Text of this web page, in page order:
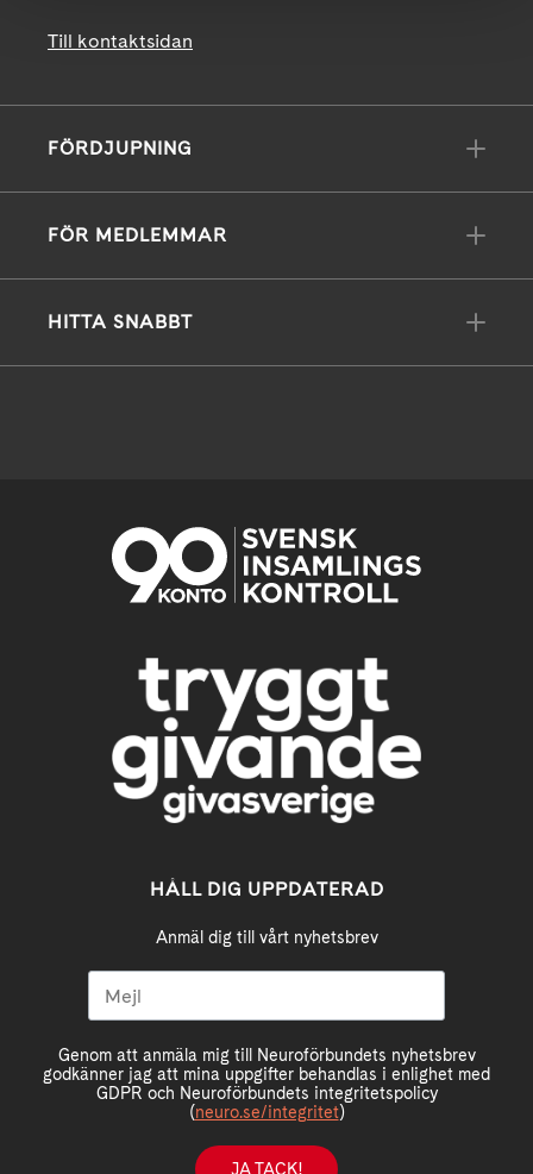
Till kontaktsidan
FÖRDJUPNING
FÖR MEDLEMMAR
HITTA SNABBT
HÅLL DIG UPPDATERAD
Anmäl dig till vårt nyhetsbrev
Genom att anmäla mig till Neuroförbundets nyhetsbrev
godkänner jag att mina uppgifter behandlas i enlighet med
GDPR och Neuroförbundets integritetspolicy
(neuro.se/integritet)
JA TACK!